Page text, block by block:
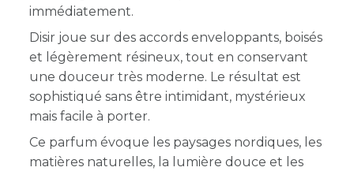
immédiatement.
Disir joue sur des accords enveloppants, boisés
et légèrement résineux, tout en conservant
une douceur très moderne. Le résultat est
sophistiqué sans être intimidant, mystérieux
mais facile à porter.
Ce parfum évoque les paysages nordiques, les
matières naturelles, la lumière douce et les